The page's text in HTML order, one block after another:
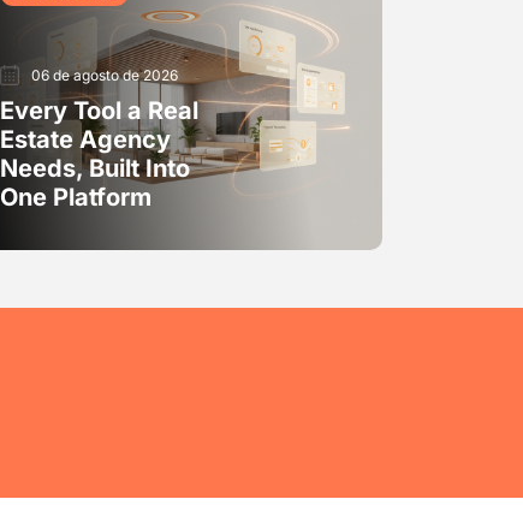
06 de agosto de 2026
Every Tool a Real
Estate Agency
Needs, Built Into
One Platform